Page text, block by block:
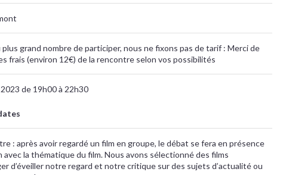
grand nombre de participer, nous ne fixons pas de tarif : Merci de
frais (environ 12€) de la rencontre selon vos possibilités
de 19h00 à 22h30
: après avoir regardé un film en groupe, le débat se fera en présence
avec la thématique du film. Nous avons sélectionné des films
d’éveiller notre regard et notre critique sur des sujets d’actualité ou